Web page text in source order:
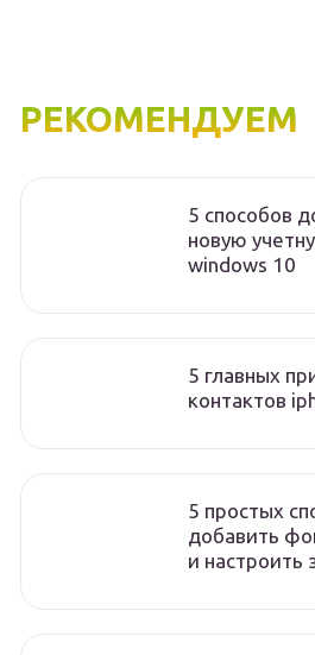
РЕКОМЕНДУЕМ
5 способов
новую
windows 10
5 главных
контактов
5 простых
добавить
и настроить